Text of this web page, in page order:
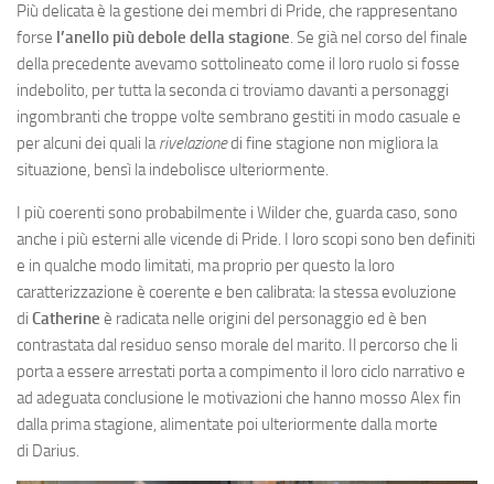
Più delicata è la gestione dei membri di Pride, che rappresentano
forse l’anello più debole della stagione. Se già nel corso del finale
della precedente avevamo sottolineato come il loro ruolo si fosse
indebolito, per tutta la seconda ci troviamo davanti a personaggi
ingombranti che troppe volte sembrano gestiti in modo casuale e
per alcuni dei quali larivelazionedi fine stagione non migliora la
situazione, bensì la indebolisce ulteriormente.
I più coerenti sono probabilmente i Wilder che, guarda caso, sono
anche i più esterni alle vicende di Pride. I loro scopi sono ben definiti
e in qualche modo limitati, ma proprio per questo la loro
caratterizzazione è coerente e ben calibrata: la stessa evoluzione
di Catherine è radicata nelle origini del personaggio ed è ben
contrastata dal residuo senso morale del marito. Il percorso che li
porta a essere arrestati porta a compimento il loro ciclo narrativo e
ad adeguata conclusione le motivazioni che hanno mosso Alex fin
dalla prima stagione, alimentate poi ulteriormente dalla morte
di Darius.